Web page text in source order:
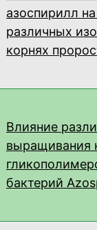
азоспирилл
различных
корнях
Влияние
выращивания
бактерий